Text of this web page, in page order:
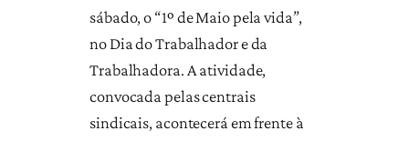
sábado, o “1º de Maio pela vida”,
no Dia do Trabalhador e da
Trabalhadora. A atividade,
convocada pelas centrais
sindicais, acontecerá em frente à